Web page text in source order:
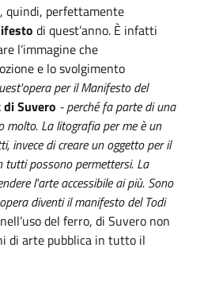
quindi, perfettamente
di quest’anno. È infatti
l’immagine che
e lo svolgimento
per il Manifesto del
Suvero - perché fa parte di una
molto. La litografia per me è un
invece di creare un oggetto per il
tutti possono permettersi. La
l'arte accessibile ai più. Sono
diventi il manifesto del Todi
del ferro, di Suvero non
di arte pubblica in tutto il